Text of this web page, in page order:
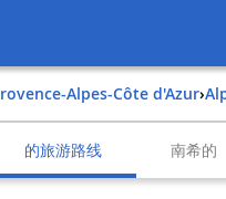
Provence-Alpes-Côte d'Azur›
的旅游路线 南希的